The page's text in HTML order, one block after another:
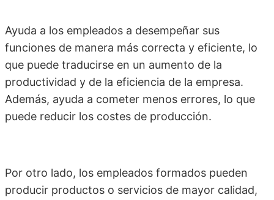
Ayuda a los empleados a desempeñar sus
funciones de manera más correcta y eficiente, lo
que puede traducirse en un aumento de la
productividad y de la eficiencia de la empresa.
Además, ayuda a cometer menos errores, lo que
puede reducir los costes de producción.
Por otro lado, los empleados formados pueden
producir productos o servicios de mayor calidad,